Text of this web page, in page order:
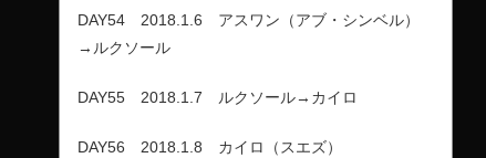
DAY54 2018.1.6 アスワン（アブ・シンベル）
→ルクソール
DAY55 2018.1.7 ルクソール→カイロ
DAY56 2018.1.8 カイロ（スエズ）